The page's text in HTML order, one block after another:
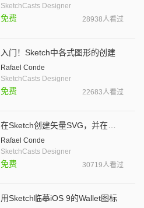
SketchCasts Designer
免费 28938人看过
入门！Sketch中各式图形的创建
Rafael Conde
SketchCasts Designer
免费 22683人看过
Rafael Conde
SketchCasts Designer
免费 30719人看过
用Sketch临摹iOS 9的Wallet图标